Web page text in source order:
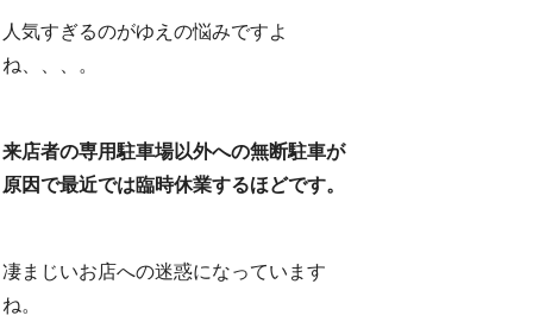
人気すぎるのがゆえの悩みですよ
ね、、、。
来店者の専用駐車場以外への無断駐車が
原因で最近では臨時休業するほどです。
凄まじいお店への迷惑になっています
ね。